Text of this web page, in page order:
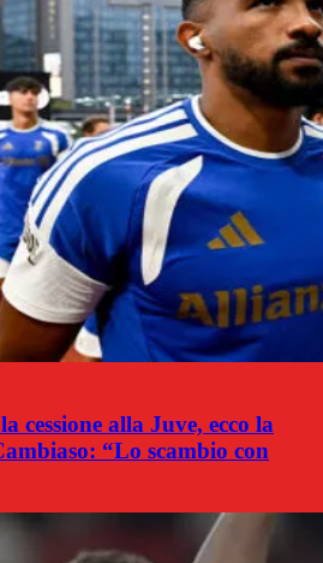
cessione alla Juve, ecco la
“Lo scambio con